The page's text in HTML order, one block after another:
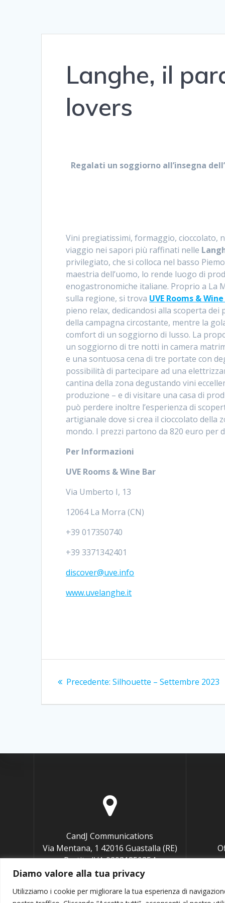
Diamo valore alla tua privacy
Utilizziamo i cookie per migliorare la tua esperienza di
Langhe, il
lovers
Regalati un soggiorno all’insegna
Vini pregiatissimi, formaggio, cioccolato,
viaggio nei sapori più raffinati nelle
privilegiato, che si colloca nel basso
maestria dell’uomo, lo rende luogo di
enogastronomiche italiane. Proprio a La
sulla regione, si trova UVE Rooms &
pieno relax, dedicandosi alla scoperta dei
della campagna circostante, mentre la
comfort di un soggiorno di lusso. La
un soggiorno di tre notti in camera
e una sontuosa cena di tre portate con
possibilità di partecipare ad una
cantina della zona degustando vini
produzione – e di visitare una casa di
può perdere inoltre l’esperienza di
artigianale dove si crea il cioccolato
mondo. I prezzi partono da 820 euro per
Per Informazioni
UVE Rooms & Wine Bar
Via Umberto I, 13
12064 La Morra (CN)
+39 017350740
+39 3371342401
discover@uve.info
www.uvelanghe.it
Precedente: Articolo
Silhouette – Settembre 2023
CandJ Communications
Via Mentana, 1 42016 Guastalla (RE)
Partita IVA 02931850354
Codice fiscale BNGCCL76P65G337U